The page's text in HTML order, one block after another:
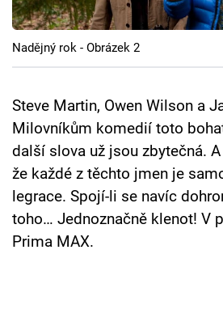
Cool Esport
Pořady
TV Program
Sledujte prima+
Sledujte nás
Nadějný rok - Obrázek 2
Steve Martin, Owen Wilson a
Milovníkům komedií toto
další slova už jsou zbytečná.
že každé z těchto jmen je
legrace. Spojí-li se navíc
toho… Jednoznačně klenot! V
Prima MAX.